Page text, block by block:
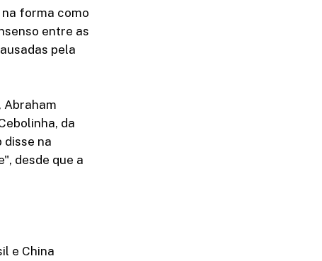
forma como
entre as
pela
Abraham
da
disse na
desde que a
e China